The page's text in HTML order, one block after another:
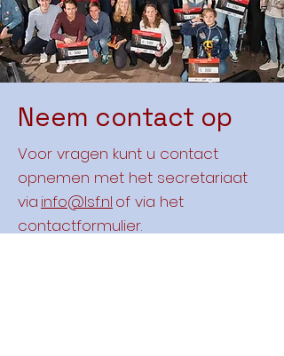
Neem contact op
Voor vragen kunt u contact
opnemen met het secretariaat
via info@lsf.nl of via het
contactformulier.